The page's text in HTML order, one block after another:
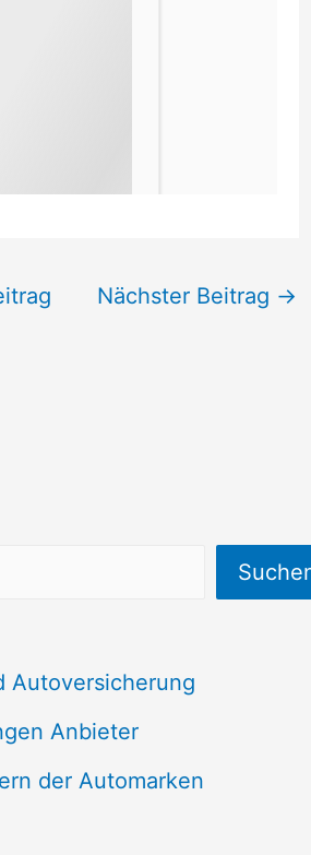
Autoversicherung
Anbieter
der Automarken
Nächster Beitrag →